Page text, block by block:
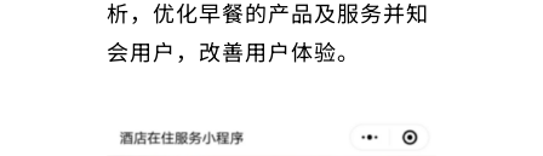
析，优化早餐的产品及服务并知
会用户，改善用户体验。